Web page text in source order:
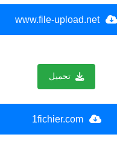
www.file-upload.net
تحميل
1fichier.com